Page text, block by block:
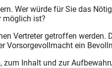
Wer würde für Sie das
möglich ist?
Vertreter getroffen werden.
Vorsorgevollmacht ein
zum Inhalt und zur